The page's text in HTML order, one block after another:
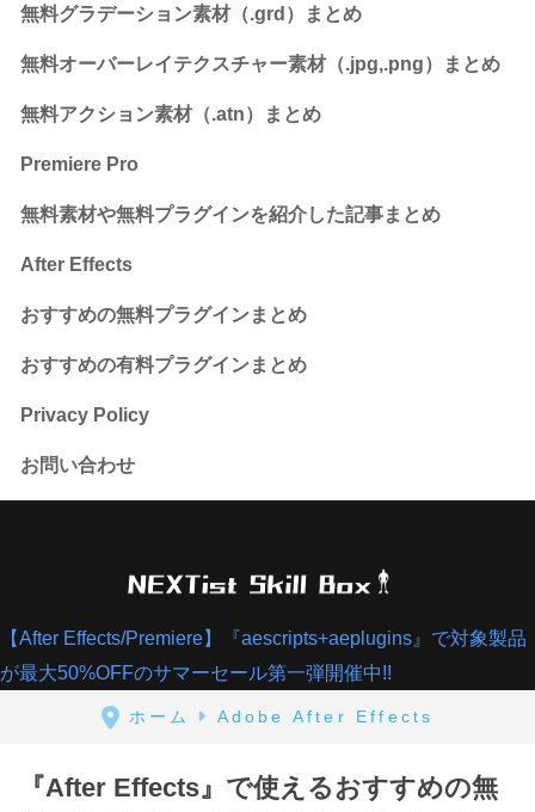
無料グラデーション素材（.grd）まとめ
無料オーバーレイテクスチャー素材（.jpg,.png）まとめ
無料アクション素材（.atn）まとめ
Premiere Pro
無料素材や無料プラグインを紹介した記事まとめ
After Effects
おすすめの無料プラグインまとめ
おすすめの有料プラグインまとめ
Privacy Policy
お問い合わせ
【After Effects/Premiere】『aescripts+aeplugins』で対象製品
が最大50%OFFのサマーセール第一弾開催中!!
ホーム Adobe After Effects
『After Effects』で使えるおすすめの無